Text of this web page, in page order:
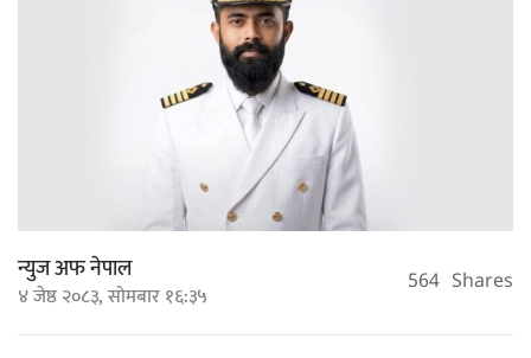
न्युज अफ नेपाल
४ जेष्ठ २०८३, सोमबार १६:३५ 564 Shares